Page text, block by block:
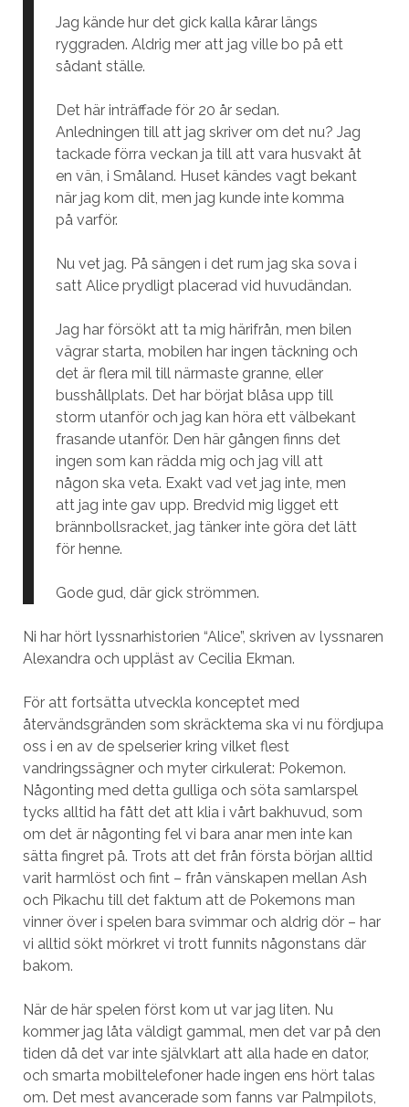
Jag kände hur det gick kalla kårar längs
ryggraden. Aldrig mer att jag ville bo på ett
sådant ställe.
Det här inträffade för 20 år sedan.
Anledningen till att jag skriver om det nu? Jag
tackade förra veckan ja till att vara husvakt åt
en vän, i Småland. Huset kändes vagt bekant
när jag kom dit, men jag kunde inte komma
på varför.
Nu vet jag. På sängen i det rum jag ska sova i
satt Alice prydligt placerad vid huvudändan.
Jag har försökt att ta mig härifrån, men bilen
vägrar starta, mobilen har ingen täckning och
det är flera mil till närmaste granne, eller
busshållplats. Det har börjat blåsa upp till
storm utanför och jag kan höra ett välbekant
frasande utanför. Den här gången finns det
ingen som kan rädda mig och jag vill att
någon ska veta. Exakt vad vet jag inte, men
att jag inte gav upp. Bredvid mig ligget ett
brännbollsracket, jag tänker inte göra det lätt
för henne.
Gode gud, där gick strömmen.
Ni har hört lyssnarhistorien “Alice”, skriven av lyssnaren
Alexandra och uppläst av Cecilia Ekman.
För att fortsätta utveckla konceptet med
återvändsgränden som skräcktema ska vi nu fördjupa
oss i en av de spelserier kring vilket flest
vandringssägner och myter cirkulerat: Pokemon.
Någonting med detta gulliga och söta samlarspel
tycks alltid ha fått det att klia i vårt bakhuvud, som
om det är någonting fel vi bara anar men inte kan
sätta fingret på. Trots att det från första början alltid
varit harmlöst och fint – från vänskapen mellan Ash
och Pikachu till det faktum att de Pokemons man
vinner över i spelen bara svimmar och aldrig dör – har
vi alltid sökt mörkret vi trott funnits någonstans där
bakom.
När de här spelen först kom ut var jag liten. Nu
kommer jag låta väldigt gammal, men det var på den
tiden då det var inte självklart att alla hade en dator,
och smarta mobiltelefoner hade ingen ens hört talas
om. Det mest avancerade som fanns var Palmpilots,